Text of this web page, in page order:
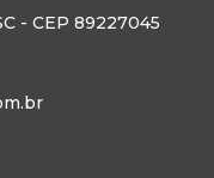
- CEP 89227045